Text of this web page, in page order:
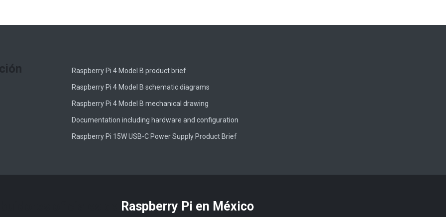
Raspberry Pi 4 Model B product brief
Raspberry Pi 4 Model B schematic diagrams
Raspberry Pi 4 Model B mechanical drawing
Documentation including hardware and configuration
Raspberry Pi 15W USB-C Power Supply Product Brief
Raspberry Pi​ en México